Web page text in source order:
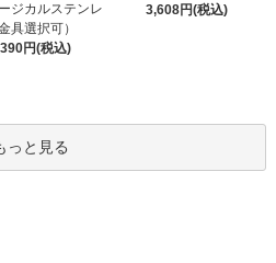
ジカルステンレ
具選択可）
円(税込)
3,608円(税込)
っと見る